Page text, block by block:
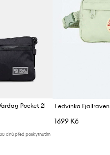
Pocket 2l
dnů před poskytnutím
Ledvinka Fjallraven
1699 Kč